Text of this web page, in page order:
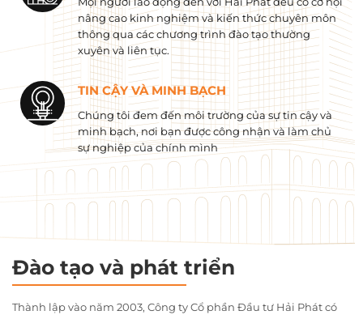
nâng cao kinh nghiệm và kiến ​​thức chuyên môn
thông qua các chương trình đào tạo thường
xuyên và liên tục.
TIN CẬY VÀ MINH BẠCH
Chúng tôi đem đến môi trường của sự tin cậy và
minh bạch, nơi bạn được công nhận và làm chủ
sự nghiệp của chính mình
Đào tạo và phát triển
Thành lập vào năm 2003, Công ty Cổ phần Đầu tư Hải Phát có